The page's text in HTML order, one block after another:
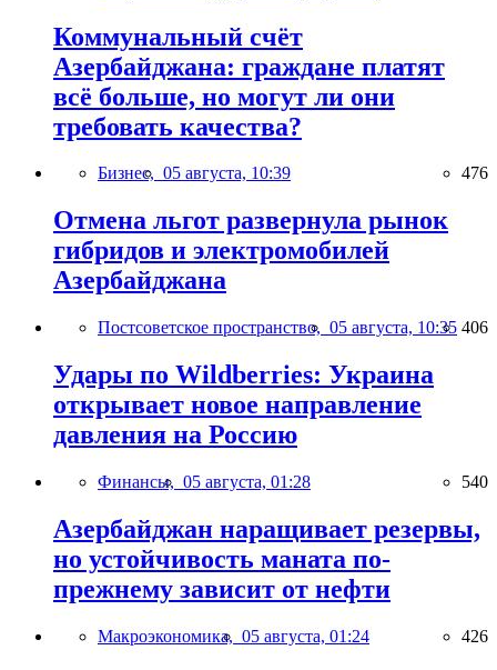
Коммунальный счёт
Азербайджана: граждане платят
всё больше, но могут ли они
требовать качества?
Бизнес, 05 августа, 10:39 476
Отмена льгот развернула рынок
гибридов и электромобилей
Азербайджана
Постсоветское пространство, 05 августа, 10:35 406
Удары по Wildberries: Украина
открывает новое направление
давления на Россию
Финансы, 05 августа, 01:28 540
Азербайджан наращивает резервы,
но устойчивость маната по-
прежнему зависит от нефти
Макроэкономика, 05 августа, 01:24 426